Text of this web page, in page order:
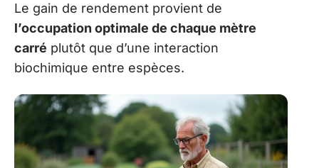
Le gain de rendement provient de
l’occupation optimale de chaque mètre
carré plutôt que d’une interaction
biochimique entre espèces.